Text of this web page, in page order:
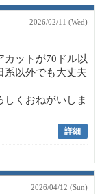
2026/02/11 (Wed)
カットが70ドル以
系以外でも大丈夫
しくおねがいしま
詳細
2026/04/12 (Sun)